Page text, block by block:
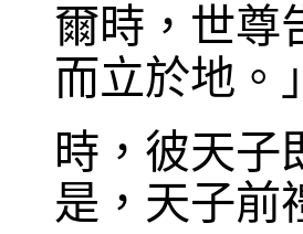
爾時，世尊
而立於地。」
時，彼天子
是，天子前